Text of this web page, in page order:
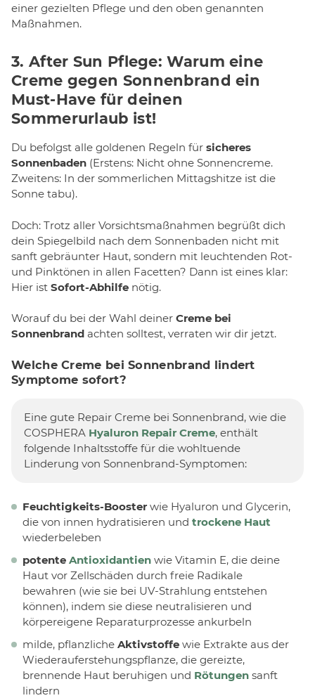
einer gezielten Pflege und den oben genannten
Maßnahmen.
3. After Sun Pflege: Warum eine
Creme gegen Sonnenbrand ein
Must-Have für deinen
Sommerurlaub ist!
Du befolgst alle goldenen Regeln für sicheres
Sonnenbaden (Erstens: Nicht ohne Sonnencreme.
Zweitens: In der sommerlichen Mittagshitze ist die
Sonne tabu).
Doch: Trotz aller Vorsichtsmaßnahmen begrüßt dich
dein Spiegelbild nach dem Sonnenbaden nicht mit
sanft gebräunter Haut, sondern mit leuchtenden Rot-
und Pinktönen in allen Facetten? Dann ist eines klar:
Hier ist Sofort-Abhilfe nötig.
Worauf du bei der Wahl deiner Creme bei
Sonnenbrand achten solltest, verraten wir dir jetzt.
Welche Creme bei Sonnenbrand lindert
Symptome sofort?
Eine gute Repair Creme bei Sonnenbrand, wie die
COSPHERA Hyaluron Repair Creme, enthält
folgende Inhaltsstoffe für die wohltuende
Linderung von Sonnenbrand-Symptomen:
Feuchtigkeits-Booster wie Hyaluron und Glycerin,
die von innen hydratisieren und trockene Haut
wiederbeleben
potente Antioxidantien wie Vitamin E, die deine
Haut vor Zellschäden durch freie Radikale
bewahren (wie sie bei UV-Strahlung entstehen
können), indem sie diese neutralisieren und
körpereigene Reparaturprozesse ankurbeln
milde, pflanzliche Aktivstoffe wie Extrakte aus der
Wiederauferstehungspflanze, die gereizte,
brennende Haut beruhigen und Rötungen sanft
lindern